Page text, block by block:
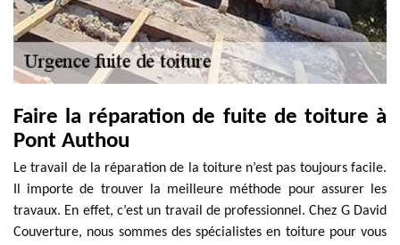
Faire la réparation de fuite de toiture à
Pont Authou
Le travail de la réparation de la toiture n’est pas toujours facile.
Il importe de trouver la meilleure méthode pour assurer les
travaux. En effet, c’est un travail de professionnel. Chez G David
Couverture, nous sommes des spécialistes en toiture pour vous